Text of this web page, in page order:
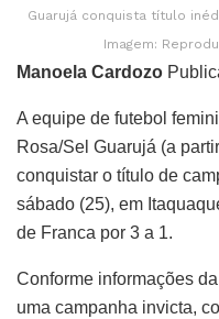
Guarujá conquista título
Imagem:
Manoela Cardozo
A equipe de futebol
Rosa/Sel Guarujá (a
conquistar o título de
sábado (25), em
de Franca por 3 a 1.
Conforme informações
uma campanha invicta,